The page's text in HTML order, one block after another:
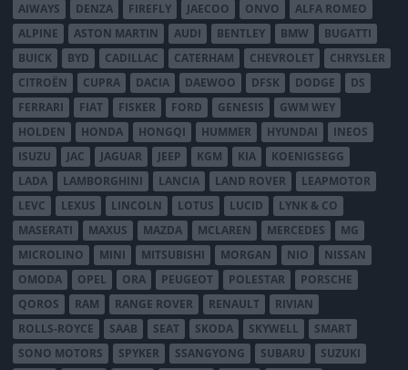
AIWAYS DENZA FIREFLY JAECOO ONVO
ALFA ROMEO
ALPINE
ASTON MARTIN AUDI BENTLEY BMW
BUGATTI
BUICK
BYD CADILLAC CATERHAM CHEVROLET
CHRYSLER
CITROËN
CUPRA DACIA DAEWOO DFSK DODGE
DS
FERRARI
FIAT FISKER FORD GENESIS
GWM WEY
HOLDEN
HONDA HONGQI HUMMER HYUNDAI
INEOS
ISUZU
JAC JAGUAR JEEP KGM KIA
KOENIGSEGG
LADA
LAMBORGHINI LANCIA LAND ROVER
LEAPMOTOR
LEVC
LEXUS LINCOLN LOTUS LUCID
LYNK & CO
MASERATI
MAXUS MAZDA MCLAREN MERCEDES
MG
MICROLINO
MINI MITSUBISHI MORGAN NIO
NISSAN
OMODA
OPEL ORA PEUGEOT POLESTAR
PORSCHE
QOROS
RAM RANGE ROVER RENAULT
RIVIAN
ROLLS-ROYCE
SAAB SEAT SKODA SKYWELL
SMART
SONO MOTORS
SPYKER SSANGYONG SUBARU SUZUKI